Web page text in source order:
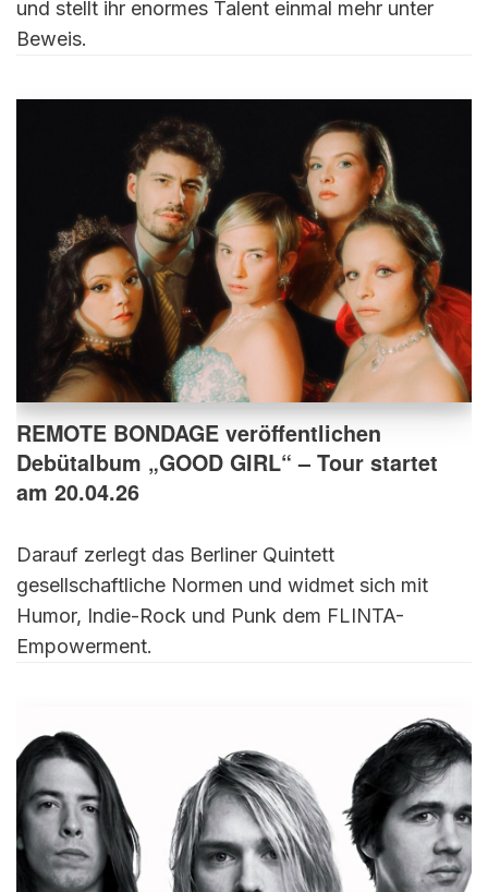
und stellt ihr enormes Talent einmal mehr unter
Beweis.
REMOTE BONDAGE veröffentlichen
Debütalbum „GOOD GIRL“ – Tour startet
am 20.04.26
Darauf zerlegt das Berliner Quintett
gesellschaftliche Normen und widmet sich mit
Humor, Indie-Rock und Punk dem FLINTA-
Empowerment.